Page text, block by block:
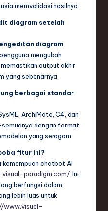
memvalidasi hasilnya.
diagram setelah
diagram
mengubah
memastikan output akhir
yang sebenarnya.
berbagai standar
ArchiMate, C4, dan
dengan format
yang seragam.
fitur ini?
kemampuan chatbot AI
paradigm.com/ . Ini
berfungsi dalam
lebih luas untuk
www.visual-